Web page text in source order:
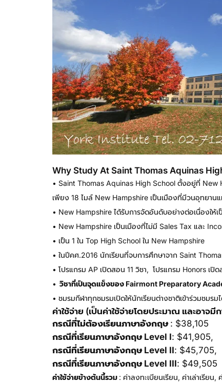
Why Study At Saint Thomas Aquinas
• Saint Thomas Aquinas High School ตั้งอยู่ที่ New
เพียง 18 ไมล์ New Hampshire เป็นเมืองที่มีวนอุทยา
• New Hampshire ได้รับการจัดอันดับอย่างต่อเนื่องให้
• New Hampshire เป็นเมืองที่ไม่มี Sales Tax และ
• เป็น 1 ใน Top High School ใน New Hampshire
• ในปีคศ.2016 นักเรียนที่จบการศึกษาจาก Saint
• โปรแกรม AP เปิดสอน 11 วิชา, โปรแกรม Honors เ
• วิชาที่เป็นจุดแข็งของ Fairmont Preparatory
• ชมรมกีฬาทุกชมรมเปิดให้นักเรียนต่างชาติเข้าร่วมชมรม
ค่าใช้จ่าย (เป็นค่าใช้จ่ายโดยประมาณ และอาจมี
กรณีที่ไม่ต้องเรียนภาษาอังกฤษ : $38,105
กรณีที่เรียนภาษาอังกฤษ Level I: $41,905,
กรณีที่เรียนภาษาอังกฤษ Level II: $45,705,
กรณีที่เรียนภาษาอังกฤษ Level III: $49,505
ค่าใช้จ่ายข้างต้นนี้รวม : ค่าลงทะเบียนเรียน, ค่าเล่าเรีย